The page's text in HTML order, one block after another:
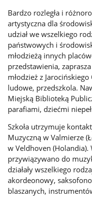
Bardzo rozległa i
artystyczna dla
udział we wszelkiego
państwowych i
młodzieżą innych
przedstawienia,
młodzież z
ludowe, przedszkola.
Miejską Biblioteką
parafiami, dziećmi
Szkoła utrzymuje
Muzyczną w Valmierze
w Veldhoven (Holandia).
przywiązywano do
działały wszelkiego
akordeonowy,
blaszanych,